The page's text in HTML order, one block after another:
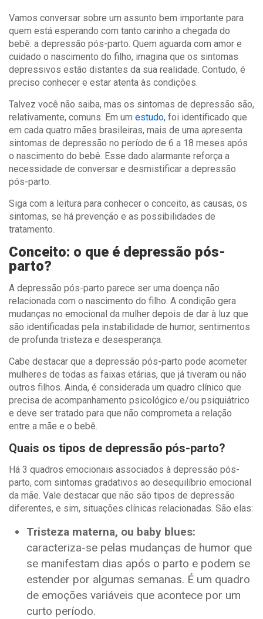
Vamos conversar sobre um assunto bem importante para
quem está esperando com tanto carinho a chegada do
bebê: a depressão pós-parto. Quem aguarda com amor e
cuidado o nascimento do filho, imagina que os sintomas
depressivos estão distantes da sua realidade. Contudo, é
preciso conhecer e estar atenta às condições.
Talvez você não saiba, mas os sintomas de depressão são,
relativamente, comuns. Em um estudo, foi identificado que
em cada quatro mães brasileiras, mais de uma apresenta
sintomas de depressão no período de 6 a 18 meses após
o nascimento do bebê. Esse dado alarmante reforça a
necessidade de conversar e desmistificar a depressão
pós-parto.
Siga com a leitura para conhecer o conceito, as causas, os
sintomas, se há prevenção e as possibilidades de
tratamento.
Conceito: o que é depressão pós-
parto?
A depressão pós-parto parece ser uma doença não
relacionada com o nascimento do filho. A condição gera
mudanças no emocional da mulher depois de dar à luz que
são identificadas pela instabilidade de humor, sentimentos
de profunda tristeza e desesperança.
Cabe destacar que a depressão pós-parto pode acometer
mulheres de todas as faixas etárias, que já tiveram ou não
outros filhos. Ainda, é considerada um quadro clínico que
precisa de acompanhamento psicológico e/ou psiquiátrico
e deve ser tratado para que não comprometa a relação
entre a mãe e o bebê.
Quais os tipos de depressão pós-parto?
Há 3 quadros emocionais associados à depressão pós-
parto, com sintomas gradativos ao desequilíbrio emocional
da mãe. Vale destacar que não são tipos de depressão
diferentes, e sim, situações clínicas relacionadas. São elas:
Tristeza materna, ou baby blues:
caracteriza-se pelas mudanças de humor que
se manifestam dias após o parto e podem se
estender por algumas semanas. É um quadro
de emoções variáveis que acontece por um
curto período.